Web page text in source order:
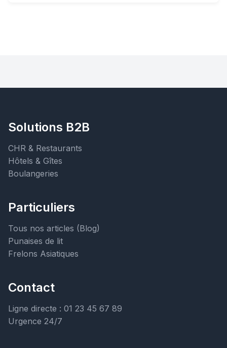
Solutions B2B
CHR & Restaurants
Hôtels & Gîtes
Boulangeries
Particuliers
Tous nos articles (Blog)
Punaises de lit
Frelons Asiatiques
Contact
Ligne directe : 01 23 45 67 89
Urgence 24/7